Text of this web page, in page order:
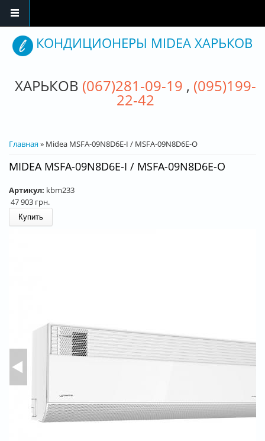
КОНДИЦИОНЕРЫ MIDEA ХАРЬКОВ
ХАРЬКОВ (067)281-09-19 , (095)199-
22-42
ВЫ ЗДЕСЬ
Главная» Midea MSFA-09N8D6E-I / MSFA-09N8D6E-O
MIDEA MSFA-09N8D6E-I / MSFA-09N8D6E-O
Артикул: kbm233
47 903 грн.